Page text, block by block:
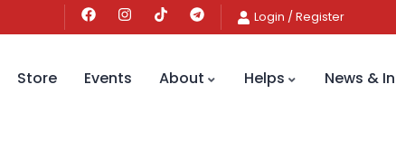
Login /Register
Store Events About Helps News &